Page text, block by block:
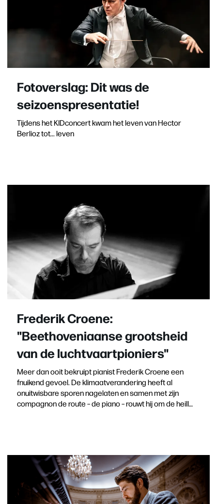
Fotoverslag: Dit was de
seizoenspresentatie!
Tijdens het KIDconcert kwam het leven van Hector
Berlioz tot... leven
Frederik Croene:
"Beethoveniaanse grootsheid
van de luchtvaartpioniers"
Meer dan ooit bekruipt pianist Frederik Croene een
fnuikend gevoel. De klimaatverandering heeft al
onuitwisbare sporen nagelaten en samen met zijn
compagnon de route – de piano – rouwt hij om de heill…